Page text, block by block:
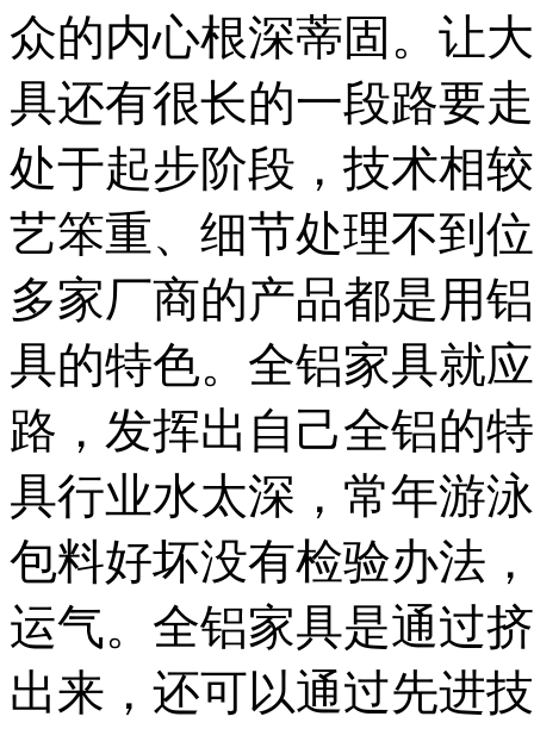
众的内心根深蒂固。让
具还有很长的一段路要
处于起步阶段，技术相
艺笨重、细节处理不到
多家厂商的产品都是用
具的特色。全铝家具就
路，发挥出自己全铝的
具行业水太深，常年游
包料好坏没有检验办法
运气。全铝家具是通过
出来，还可以通过先进